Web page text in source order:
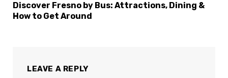
Discover Fresno by Bus: Attractions, Dining &
How to Get Around
LEAVE A REPLY